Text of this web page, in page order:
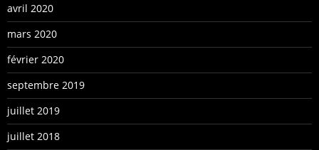
avril 2020
mars 2020
février 2020
septembre 2019
juillet 2019
juillet 2018